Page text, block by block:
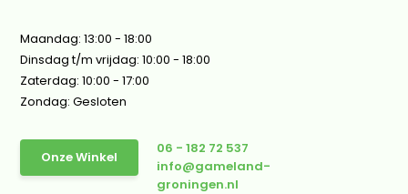
Maandag: 13:00 - 18:00
Dinsdag t/m vrijdag: 10:00 - 18:00
Zaterdag: 10:00 - 17:00
Zondag: Gesloten
Onze Winkel
06 - 182 72 537
info@gameland-
groningen.nl